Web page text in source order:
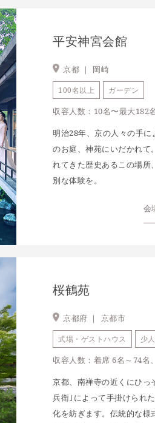
平安神宮会館
京都 ｜ 岡崎
100名以上 ガーデン
収容人数：10名〜最大182名
明治28年、京の人々の手
のお庭、神苑にいだかれて
れてきた歴史あるこの場所
別な体験を。
会
桜鶴苑
京都府 ｜ 京都市
式場・ゲストハウス 少
収容人数：着席 6名～74名
京都、南禅寺の近くにひっ
兵衛｣によって手掛けられ
化を紡ぎます。伝統的な様